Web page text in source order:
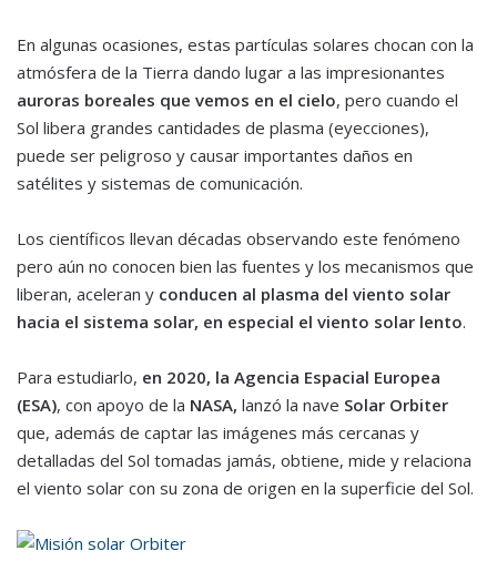
En algunas ocasiones, estas partículas solares chocan con la
atmósfera de la Tierra dando lugar a las impresionantes
auroras boreales que vemos en el cielo, pero cuando el
Sol libera grandes cantidades de plasma (eyecciones),
puede ser peligroso y causar importantes daños en
satélites y sistemas de comunicación.
Los científicos llevan décadas observando este fenómeno
pero aún no conocen bien las fuentes y los mecanismos que
liberan, aceleran y conducen al plasma del viento solar
hacia el sistema solar, en especial el viento solar lento.
Para estudiarlo, en 2020, la Agencia Espacial Europea
(ESA), con apoyo de la NASA, lanzó la nave Solar Orbiter
que, además de captar las imágenes más cercanas y
detalladas del Sol tomadas jamás, obtiene, mide y relaciona
el viento solar con su zona de origen en la superficie del Sol.